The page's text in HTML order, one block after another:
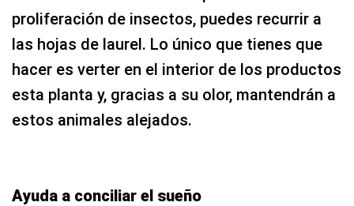
proliferación de insectos, puedes recurrir a
las hojas de laurel. Lo único que tienes que
hacer es verter en el interior de los productos
esta planta y, gracias a su olor, mantendrán a
estos animales alejados.
Ayuda a conciliar el sueño